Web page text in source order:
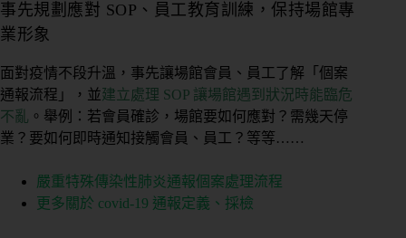
事先規劃應對 SOP、員工教育訓練，保持場館專
業形象
面對疫情不段升溫，事先讓場館會員、員工了解「個案
通報流程」，並建立處理 SOP 讓場館遇到狀況時能臨危
不亂 。舉例：若會員確診，場館要如何應對？需幾天停
業？要如何即時通知接觸會員、員工？等等……
嚴重特殊傳染性肺炎通報個案處理流程
更多關於 covid-19 通報定義、採檢
統
預
約
諮
詢